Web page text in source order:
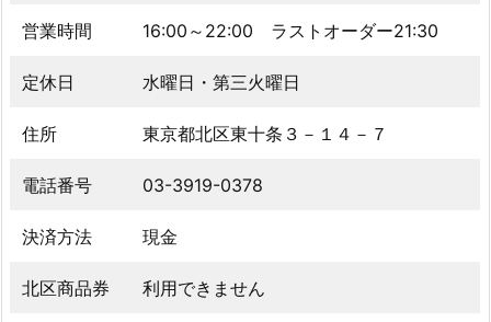
営業時間 16:00～22:00 ラストオーダー21:30
定休日 水曜日・第三火曜日
住所 東京都北区東十条３－１４－７
電話番号 03-3919-0378
決済方法 現金
北区商品券 利用できません